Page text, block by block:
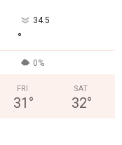
34.5
°
0%
FRI
31 °
SAT
32°